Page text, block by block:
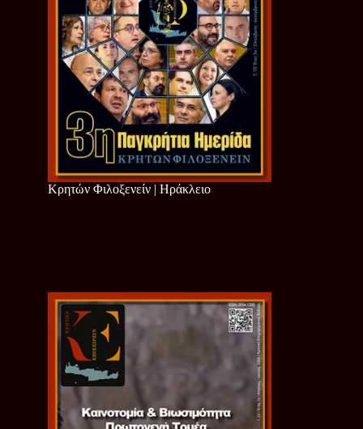
Κρητών Φιλοξενείν | Ηράκλειο